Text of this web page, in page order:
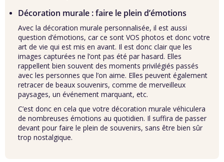
Décoration murale : faire le plein d’émotions
Avec la décoration murale personnalisée, il est aussi
question d’émotions, car ce sont VOS photos et donc votre
art de vie qui est mis en avant. Il est donc clair que les
images capturées ne l’ont pas été par hasard. Elles
rappellent bien souvent des moments privilégiés passés
avec les personnes que l’on aime. Elles peuvent également
retracer de beaux souvenirs, comme de merveilleux
paysages, un événement marquant, etc.
C’est donc en cela que votre décoration murale véhiculera
de nombreuses émotions au quotidien. Il suffira de passer
devant pour faire le plein de souvenirs, sans être bien sûr
trop nostalgique.